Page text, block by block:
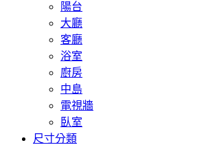
陽台
大廳
客廳
浴室
廚房
中島
電視牆
臥室
尺寸分類